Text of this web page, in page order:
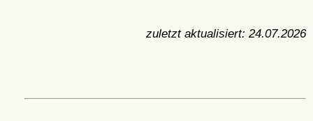
zuletzt aktualisiert: 24.07.2026